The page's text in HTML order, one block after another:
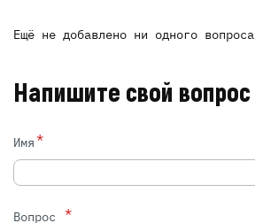
Ещё не добавлено ни одного вопроса
Напишите свой вопрос
Имя*
Вопрос *